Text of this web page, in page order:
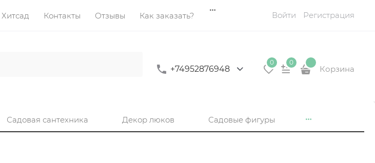
Контакты Отзывы Как заказать? Войти Регистрация
+74952876948
0 0
Корзина
Садовая сантехника Декор люков Садовые фигуры